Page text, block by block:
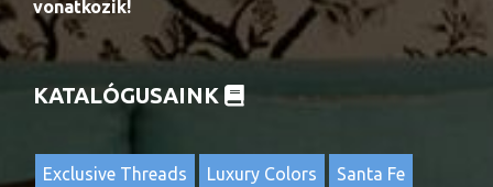
vonatkozik!
KATALÓGUSAINK
Exclusive Threads Luxury Colors Santa Fe